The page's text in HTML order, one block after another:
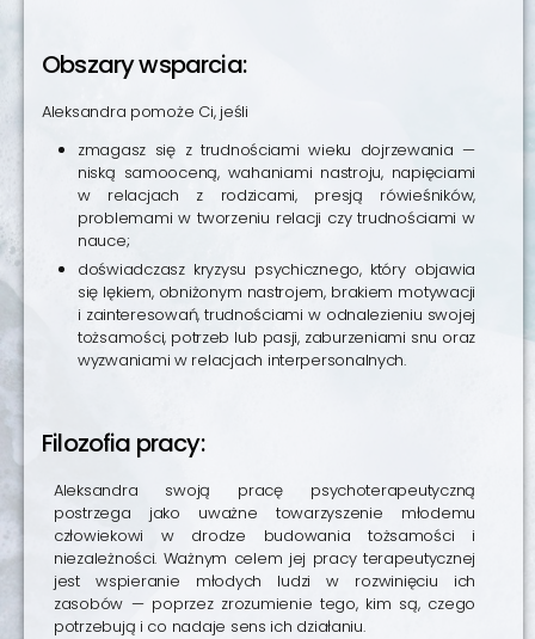
Obszary wsparcia:
Aleksandra pomoże Ci, jeśli
zmagasz się z trudnościami wieku dojrzewania —
niską samooceną, wahaniami nastroju, napięciami
w relacjach z rodzicami, presją rówieśników,
problemami w tworzeniu relacji czy trudnościami w
nauce;
doświadczasz kryzysu psychicznego, który objawia
się lękiem, obniżonym nastrojem, brakiem motywacji
i zainteresowań, trudnościami w odnalezieniu swojej
tożsamości, potrzeb lub pasji, zaburzeniami snu oraz
wyzwaniami w relacjach interpersonalnych.
Filozofia pracy:
Aleksandra swoją pracę psychoterapeutyczną
postrzega jako uważne towarzyszenie młodemu
człowiekowi w drodze budowania tożsamości i
niezależności. Ważnym celem jej pracy terapeutycznej
jest wspieranie młodych ludzi w rozwinięciu ich
zasobów — poprzez zrozumienie tego, kim są, czego
potrzebują i co nadaje sens ich działaniu.